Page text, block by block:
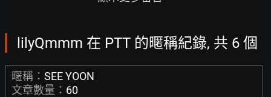
lilyQmmm 在 PTT 的暱稱紀錄, 共 6 個
暱稱： SEE YOON
文章數量： 60